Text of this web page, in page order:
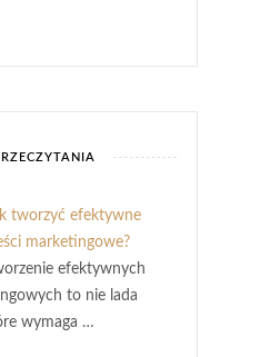
tworzyć efektywne
marketingowe?
efektywnych
to nie lada
wymaga …